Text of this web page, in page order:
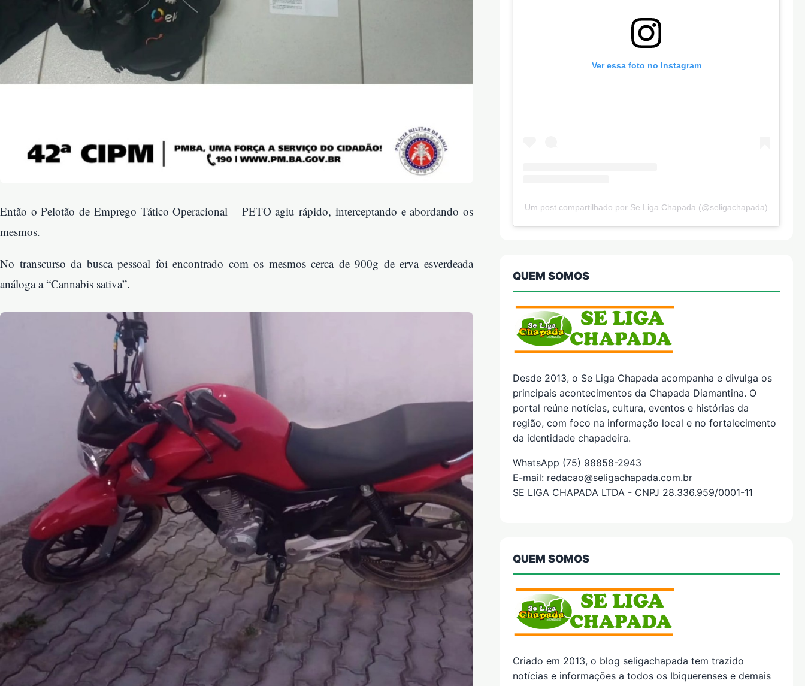
Então o Pelotão de Emprego Tático Operacional – PETO agiu rápido, interceptando e abordando os
mesmos.
No transcurso da busca pessoal foi encontrado com os mesmos cerca de 900g de erva esverdeada
análoga a “Cannabis sativa”.
Ver essa foto no Instagram
Um post compartilhado por Se Liga Chapada (@seligachapada)
QUEM SOMOS
Desde 2013, o Se Liga Chapada acompanha e divulga os
principais acontecimentos da Chapada Diamantina. O
portal reúne notícias, cultura, eventos e histórias da
região, com foco na informação local e no fortalecimento
da identidade chapadeira.
WhatsApp (75) 98858-2943
E-mail: redacao@seligachapada.com.br
SE LIGA CHAPADA LTDA - CNPJ 28.336.959/0001-11
QUEM SOMOS
Criado em 2013, o blog seligachapada tem trazido
notícias e informações a todos os Ibiquerenses e demais